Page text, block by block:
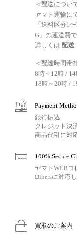
＜配送につい
ヤマト運輸に
「送料区分1
G」の運送費
詳しくは 配送
＜配達時間帯
8時～12時 /
18時～20時 /
Payment
銀行振込
クレジット決
商品代引に対
100% Secure
ヤマトWEBコ
Dinersに対応
買取のご案内